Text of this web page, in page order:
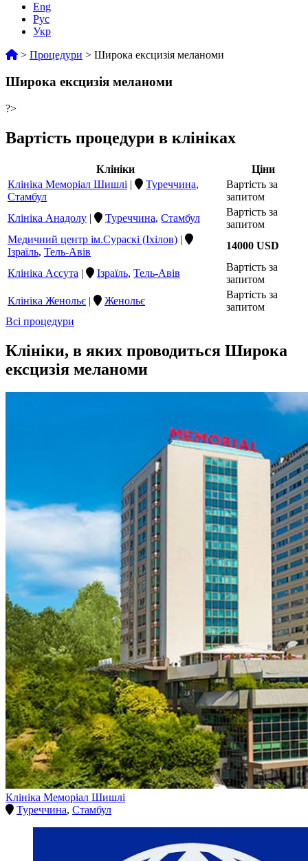
Eng
Рус
Укр
> Процедури > Широка ексцизія меланоми
Широка ексцизія меланоми
?>
Вартість процедури в клініках
Клініки
Ціни
Клініка Меморіал Шишлі | Туреччина,
Стамбул
Вартість за
запитом
Клініка Анадолу | Туреччина, Стамбул
Вартість за
запитом
Медичний центр ім.Сураскі (Іхілов) |
Ізраїль, Тель-Авів
14000 USD
Клініка Ассута | Ізраїль, Тель-Авів
Вартість за
запитом
Клініка Женольє | Женольє
Вартість за
запитом
Всі процедури
Клініки, в яких проводиться Широка
ексцизія меланоми
Клініка Меморіал Шишлі
Туреччина, Стамбул